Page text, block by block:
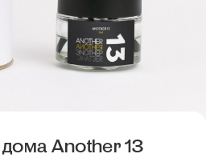
Another 13